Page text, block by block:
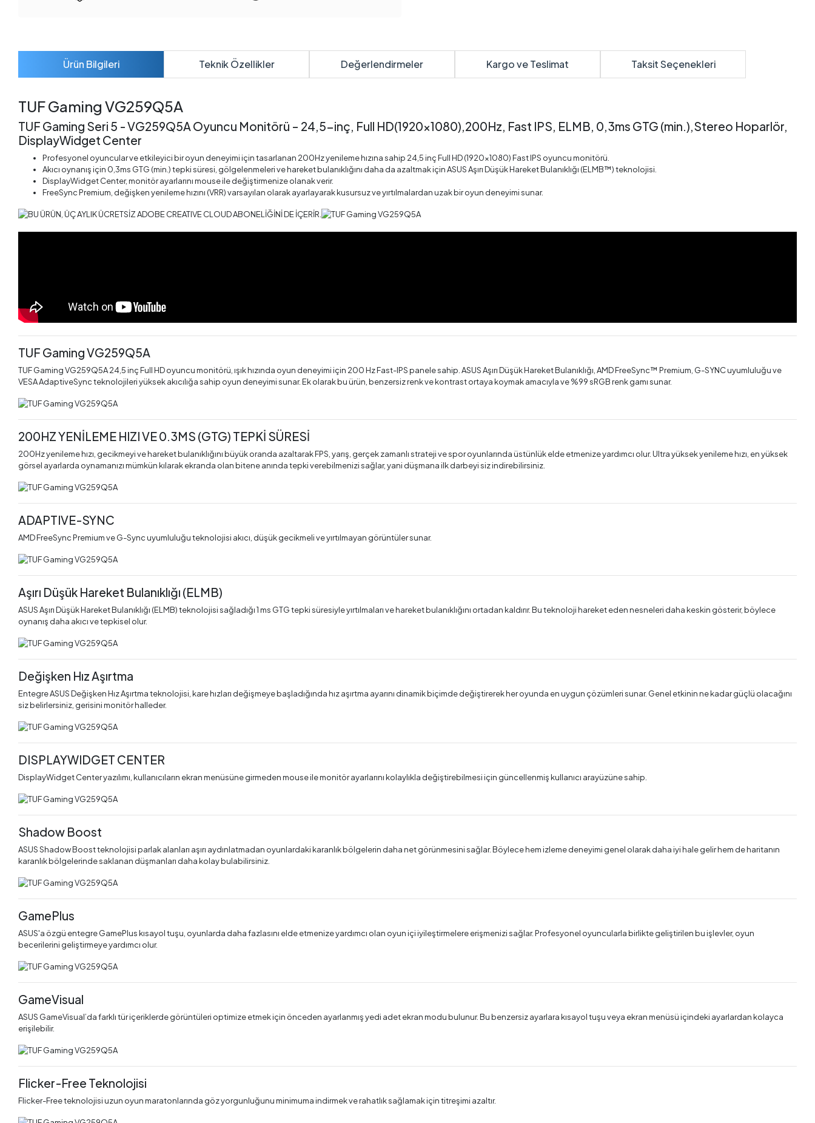
Ürün Bilgileri Teknik Özellikler Değerlendirmeler Kargo ve Teslimat Taksit Seçenekleri
TUF Gaming VG259Q5A
TUF Gaming Seri 5 - VG259Q5A Oyuncu Monitörü – 24,5-inç, Full HD(1920x1080),200Hz, Fast IPS, ELMB, 0,3ms GTG (min.),Stereo Hoparlör,
DisplayWidget Center
Profesyonel oyuncular ve etkileyici bir oyun deneyimi için tasarlanan 200Hz yenileme hızına sahip 24,5 inç Full HD (1920x1080) Fast IPS oyuncu monitörü.
Akıcı oynanış için 0,3ms GTG (min.) tepki süresi, gölgelenmeleri ve hareket bulanıklığını daha da azaltmak için ASUS Aşırı Düşük Hareket Bulanıklığı (ELMB™) teknolojisi.
DisplayWidget Center, monitör ayarlarını mouse ile değiştirmenize olanak verir.
FreeSync Premium, değişken yenileme hızını (VRR) varsayılan olarak ayarlayarak kusursuz ve yırtılmalardan uzak bir oyun deneyimi sunar.
TUF Gaming VG259Q5A
TUF Gaming VG259Q5A 24,5 inç Full HD oyuncu monitörü, ışık hızında oyun deneyimi için 200 Hz Fast-IPS panele sahip. ASUS Aşırı Düşük Hareket Bulanıklığı, AMD FreeSync™ Premium, G-SYNC uyumluluğu ve
VESA AdaptiveSync teknolojileri yüksek akıcılığa sahip oyun deneyimi sunar. Ek olarak bu ürün, benzersiz renk ve kontrast ortaya koymak amacıyla ve %99 sRGB renk gamı sunar.
200HZ YENİLEME HIZI VE 0.3MS (GTG) TEPKİ SÜRESİ
200Hz yenileme hızı, gecikmeyi ve hareket bulanıklığını büyük oranda azaltarak FPS, yarış, gerçek zamanlı strateji ve spor oyunlarında üstünlük elde etmenize yardımcı olur. Ultra yüksek yenileme hızı, en yüksek
görsel ayarlarda oynamanızı mümkün kılarak ekranda olan bitene anında tepki verebilmenizi sağlar, yani düşmana ilk darbeyi siz indirebilirsiniz.
ADAPTIVE-SYNC
AMD FreeSync Premium ve G-Sync uyumluluğu teknolojisi akıcı, düşük gecikmeli ve yırtılmayan görüntüler sunar.
Aşırı Düşük Hareket Bulanıklığı (ELMB)
ASUS Aşırı Düşük Hareket Bulanıklığı (ELMB) teknolojisi sağladığı 1 ms GTG tepki süresiyle yırtılmaları ve hareket bulanıklığını ortadan kaldırır. Bu teknoloji hareket eden nesneleri daha keskin gösterir, böylece
oynanış daha akıcı ve tepkisel olur.
Değişken Hız Aşırtma
Entegre ASUS Değişken Hız Aşırtma teknolojisi, kare hızları değişmeye başladığında hız aşırtma ayarını dinamik biçimde değiştirerek her oyunda en uygun çözümleri sunar. Genel etkinin ne kadar güçlü olacağını
siz belirlersiniz, gerisini monitör halleder.
DISPLAYWIDGET CENTER
DisplayWidget Center yazılımı, kullanıcıların ekran menüsüne girmeden mouse ile monitör ayarlarını kolaylıkla değiştirebilmesi için güncellenmiş kullanıcı arayüzüne sahip.
Shadow Boost
ASUS Shadow Boost teknolojisi parlak alanları aşırı aydınlatmadan oyunlardaki karanlık bölgelerin daha net görünmesini sağlar. Böylece hem izleme deneyimi genel olarak daha iyi hale gelir hem de haritanın
karanlık bölgelerinde saklanan düşmanları daha kolay bulabilirsiniz.
GamePlus
ASUS'a özgü entegre GamePlus kısayol tuşu, oyunlarda daha fazlasını elde etmenize yardımcı olan oyun içi iyileştirmelere erişmenizi sağlar. Profesyonel oyuncularla birlikte geliştirilen bu işlevler, oyun
becerilerini geliştirmeye yardımcı olur.
GameVisual
ASUS GameVisual’da farklı tür içeriklerde görüntüleri optimize etmek için önceden ayarlanmış yedi adet ekran modu bulunur. Bu benzersiz ayarlara kısayol tuşu veya ekran menüsü içindeki ayarlardan kolayca
erişilebilir.
Flicker-Free Teknolojisi
Flicker-Free teknolojisi uzun oyun maratonlarında göz yorgunluğunu minimuma indirmek ve rahatlık sağlamak için titreşimi azaltır.